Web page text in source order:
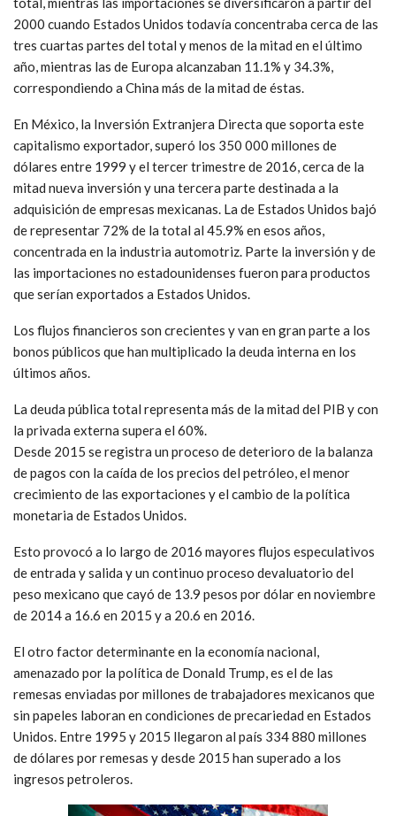
2000 cuando Estados Unidos todavía concentraba cerca de las
tres cuartas partes del total y menos de la mitad en el último
año, mientras las de Europa alcanzaban 11.1% y 34.3%,
correspondiendo a China más de la mitad de éstas.
En México, la Inversión Extranjera Directa que soporta este
capitalismo exportador, superó los 350 000 millones de
dólares entre 1999 y el tercer trimestre de 2016, cerca de la
mitad nueva inversión y una tercera parte destinada a la
adquisición de empresas mexicanas. La de Estados Unidos bajó
de representar 72% de la total al 45.9% en esos años,
concentrada en la industria automotriz. Parte la inversión y de
las importaciones no estadounidenses fueron para productos
que serían exportados a Estados Unidos.
Los flujos financieros son crecientes y van en gran parte a los
bonos públicos que han multiplicado la deuda interna en los
últimos años.
La deuda pública total representa más de la mitad del PIB y con
la privada externa supera el 60%.
Desde 2015 se registra un proceso de deterioro de la balanza
de pagos con la caída de los precios del petróleo, el menor
crecimiento de las exportaciones y el cambio de la política
monetaria de Estados Unidos.
Esto provocó a lo largo de 2016 mayores flujos especulativos
de entrada y salida y un continuo proceso devaluatorio del
peso mexicano que cayó de 13.9 pesos por dólar en noviembre
de 2014 a 16.6 en 2015 y a 20.6 en 2016.
El otro factor determinante en la economía nacional,
amenazado por la política de Donald Trump, es el de las
remesas enviadas por millones de trabajadores mexicanos que
sin papeles laboran en condiciones de precariedad en Estados
Unidos. Entre 1995 y 2015 llegaron al país 334 880 millones
de dólares por remesas y desde 2015 han superado a los
ingresos petroleros.